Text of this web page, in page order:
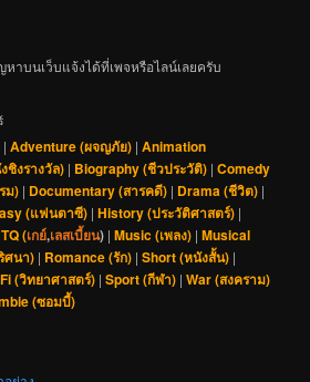
าบนเว็บแจ้งได้ที่เพจหรือไลน์เลยครับ
|Adventure (ผจญภัย) |Animation
ชิงรางวัล) | Biography (ชีวประวัติ) |Comedy
ม) | Documentary (สารคดี) | Drama (ชีวิต) |
(แฟนตาซี) |History (ประวัติศาสตร์) |
(เกย์,เลสเบี้ยน) |Music (เพลง) |Musical
ศนา) | Romance (รัก) |Short (หนังสั้น) |
(วิทยาศาสตร์) |Sport (กีฬา) |War (สงคราม)
(ซอมบี้)